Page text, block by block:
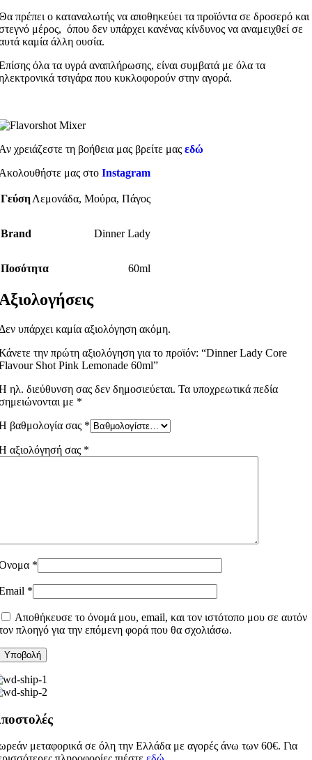
πρέπει ο καταναλωτής να αποθηκεύει τα προϊόντα σε δροσερό και
μέρος, όπου δεν υπάρχει κανένας κίνδυνος να αναμειχθεί σε
καμία άλλη ουσία.
όλα τα υγρά αναπλήρωσης, είναι συμβατά με όλα τα
τσιγάρα που κυκλοφορούν στην αγορά.
χρειάζεστε τη βοήθεια μας βρείτε μας εδώ
μας στο Instagram
ΓεύσηΛεμονάδα, Μούρα, Πάγος
Brand Dinner Lady
Ποσότητα 60ml
υπάρχει καμία αξιολόγηση ακόμη.
την πρώτη αξιολόγηση για το προϊόν: “Dinner Lady Core
Shot Pink Lemonade 60ml”
ηλ. διεύθυνση σας δεν δημοσιεύεται. Τα υποχρεωτικά πεδία
με *
βαθμολογία σας *
αξιολόγησή σας *
*
*
Αποθήκευσε το όνομά μου, email, και τον ιστότοπο μου σε αυτόν
πλοηγό για την επόμενη φορά που θα σχολιάσω.
μεταφορικά σε όλη την Ελλάδα με αγορές άνω των 60€. Για